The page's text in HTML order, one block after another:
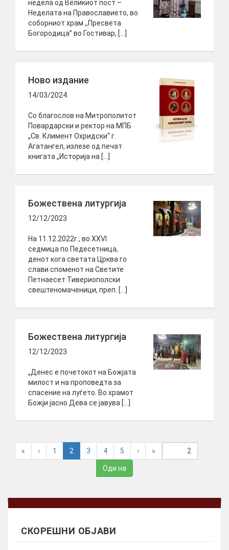
недела од Великиот пост –
Неделата на Православието, во
соборниот храм ,,Пресвета
Богородица” во Гостивар, […]
Ново издание
14/03/2024
Со благослов на Митрополитот
Повардарски и ректор на МПБ
„Св. Климент Охридски“ г.
Агатангел, излезе од печат
книгата „Историја на […]
Божествена литургија
12/12/2023
На 11.12.2022г., во XXVI
седмица по Педесетница,
денот кога светата Црква го
слави споменот на Светите
Петнаесет Тивериополски
свештеномаченици, преп. […]
Божествена литургија
12/12/2023
„Денес е почетокот на Божјата
милост и на проповедта за
спасение на луѓето. Во храмот
Божји јасно Дева се јавува […]
« ‹ 1 2
c
3 4 5 › »
СКОРЕШНИ ОБЈАВИ